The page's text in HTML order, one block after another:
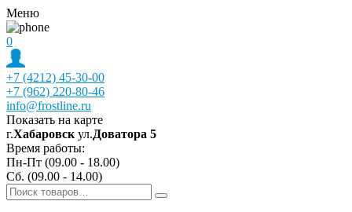
Меню
0
+7 (4212) 45-30-00
+7 (962) 220-80-46
info@frostline.ru
Показать на карте
г.Хабаровск ул.Доватора 5
Время работы:
Пн-Пт (09.00 - 18.00)
Сб. (09.00 - 14.00)